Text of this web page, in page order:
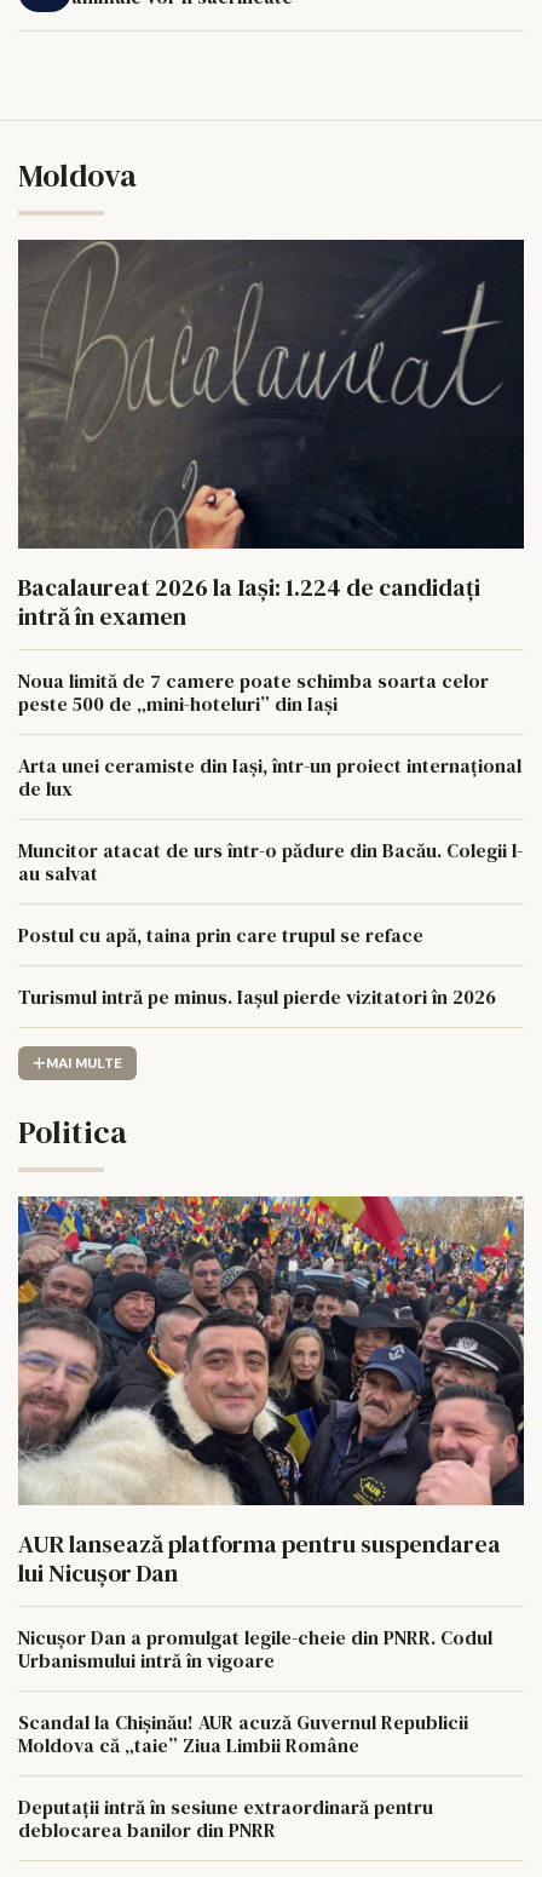
Moldova
Bacalaureat 2026 la Iași: 1.224 de candidați
intră în examen
Noua limită de 7 camere poate schimba soarta celor
peste 500 de „mini-hoteluri” din Iași
Arta unei ceramiste din Iași, într-un proiect internațional
de lux
Muncitor atacat de urs într-o pădure din Bacău. Colegii l-
au salvat
Postul cu apă, taina prin care trupul se reface
Turismul intră pe minus. Iașul pierde vizitatori în 2026
MAI MULTE
Politica
AUR lansează platforma pentru suspendarea
lui Nicușor Dan
Nicușor Dan a promulgat legile-cheie din PNRR. Codul
Urbanismului intră în vigoare
Scandal la Chișinău! AUR acuză Guvernul Republicii
Moldova că „taie” Ziua Limbii Române
Deputații intră în sesiune extraordinară pentru
deblocarea banilor din PNRR